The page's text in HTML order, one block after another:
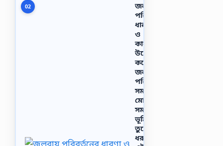
ভালো…
02
জলবায়ু
পরিবর্তনের
ধারণা
ও
কারণ
উল্লেখ
করে
জলবায়ু
পরিবর্তনজনিত
সমস্যা
মােকাবেলায়
সমাজকর্মীর
ভূমিকা
তুলে
ধরুন,